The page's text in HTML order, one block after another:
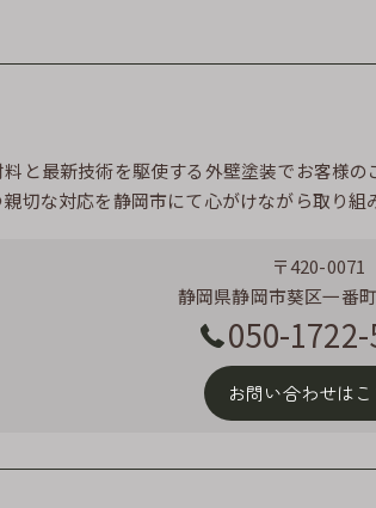
と最新技術を駆使する外壁塗装でお客様
切な対応を静岡市にて心がけながら取り組
〒420-0071
静岡県静岡市葵区一番
050-
お問い合わせはこ